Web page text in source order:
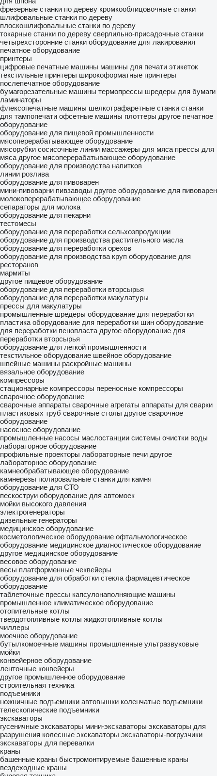
фрезерные станки по дереву кромкооблицовочные станки
шлифовальные станки по дереву
плоскошлифовальные станки по дереву
токарные станки по дереву сверлильно-присадочные станки
четырехсторонние станки оборудование для лакирования
печатное оборудование
принтеры
цифровые печатные машины машины для печати этикеток
текстильные принтеры широкоформатные принтеры
послепечатное оборудование
бумагорезательные машины термопрессы шредеры для бумаги
ламинаторы
флексопечатные машины шелкотрафаретные станки станки
для тампопечати офсетные машины плоттеры другое печатное
оборудование
оборудование для пищевой промышленности
мясоперерабатывающее оборудование
мясорубки сосисочные линии массажеры для мяса прессы для
мяса другое мясоперерабатывающее оборудование
оборудование для производства напитков
линии розлива
оборудование для пивоварен
мини-пивоварни пивзаводы другое оборудование для пивоварен
молокоперерабатывающее оборудование
сепараторы для молока
оборудование для пекарни
тестомесы
оборудование для переработки сельхозпродукции
оборудование для производства растительного масла
оборудование для переработки орехов
оборудование для производства круп оборудование для
ресторанов
мармиты
другое пищевое оборудование
оборудование для переработки вторсырья
оборудование для переработки макулатуры
прессы для макулатуры
промышленные шредеры оборудование для переработки
пластика оборудование для переработки шин оборудование
для переработки пенопласта другое оборудование для
переработки вторсырья
оборудование для легкой промышленности
текстильное оборудование швейное оборудование
швейные машины раскройные машины
вязальное оборудование
компрессоры
стационарные компрессоры переносные компрессоры
сварочное оборудование
сварочные аппараты сварочные агрегаты аппараты для сварки
пластиковых труб сварочные столы другое сварочное
оборудование
насосное оборудование
промышленные насосы маслостанции системы очистки воды
лабораторное оборудование
профильные проекторы лабораторные печи другое
лабораторное оборудование
камнеобрабатывающее оборудование
камнерезы полировальные станки для камня
оборудование для СТО
пескоструи оборудование для автомоек
мойки высокого давления
электрогенераторы
дизельные генераторы
медицинское оборудование
косметологическое оборудование офтальмологическое
оборудование медицинское диагностическое оборудование
другое медицинское оборудование
весовое оборудование
весы платформенные чеквейеры
оборудование для обработки стекла фармацевтическое
оборудование
таблеточные прессы капсулонаполняющие машины
промышленное климатическое оборудование
отопительные котлы
твердотопливные котлы жидкотопливные котлы
чиллеры
моечное оборудование
бутылкомоечные машины промышленные ультразвуковые
мойки
конвейерное оборудование
ленточные конвейеры
другое промышленное оборудование
строительная техника
подъемники
ножничные подъемники автовышки коленчатые подъемники
телескопические подъемники
экскаваторы
гусеничные экскаваторы мини-экскаваторы экскаваторы для
разрушения колесные экскаваторы экскаваторы-погрузчики
экскаваторы для перевалки
краны
башенные краны быстромонтируемые башенные краны
вездеходные краны